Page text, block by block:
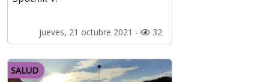
jueves, 21 octubre 2021 - 32
SALUD